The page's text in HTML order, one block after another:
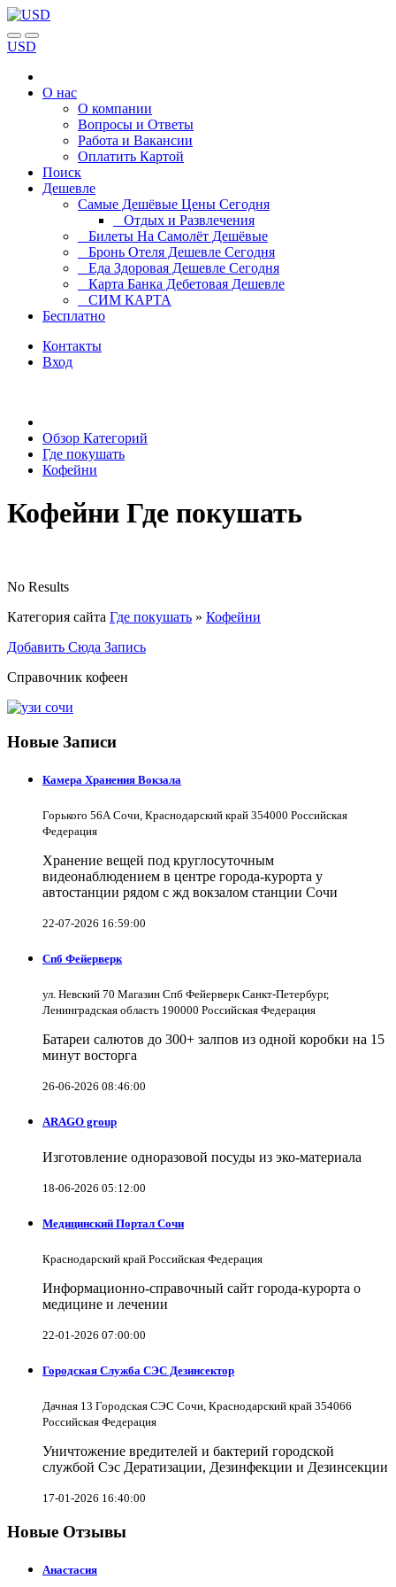
USD
О нас
О компании
Вопросы и Ответы
Работа и Вакансии
Оплатить Картой
Поиск
Дешевле
Самые Дешёвые Цены Сегодня
Отдых и Развлечения
Билеты На Самолёт Дешёвые
Бронь Отеля Дешевле Сегодня
Еда Здоровая Дешевле Сегодня
Карта Банка Дебетовая Дешевле
СИМ КАРТА
Бесплатно
Контакты
Вход
Обзор Категорий
Где покушать
Кофейни
Кофейни Где покушать
No Results
Категория сайта Где покушать » Кофейни
Добавить Сюда Запись
Справочник кофеен
Новые Записи
Камера Хранения Вокзала
Горького 56А Сочи, Краснодарский край 354000 Российская
Федерация
Хранение вещей под круглосуточным
видеонаблюдением в центре города-курорта у
автостанции рядом с жд вокзалом станции Сочи
22-07-2026 16:59:00
Спб Фейерверк
ул. Невский 70 Магазин Спб Фейерверк Санкт-Петербург,
Ленинградская область 190000 Российская Федерация
Батареи салютов до 300+ залпов из одной коробки на 15
минут восторга
26-06-2026 08:46:00
ARAGO group
Изготовление одноразовой посуды из эко-материала
18-06-2026 05:12:00
Медицинский Портал Сочи
Краснодарский край Российская Федерация
Информационно-справочный сайт города-курорта о
медицине и лечении
22-01-2026 07:00:00
Городская Служба СЭС Дезинсектор
Дачная 13 Городская СЭС Сочи, Краснодарский край 354066
Российская Федерация
Уничтожение вредителей и бактерий городской
службой Сэс Дератизации, Дезинфекции и Дезинсекции
17-01-2026 16:40:00
Новые Отзывы
Анастасия